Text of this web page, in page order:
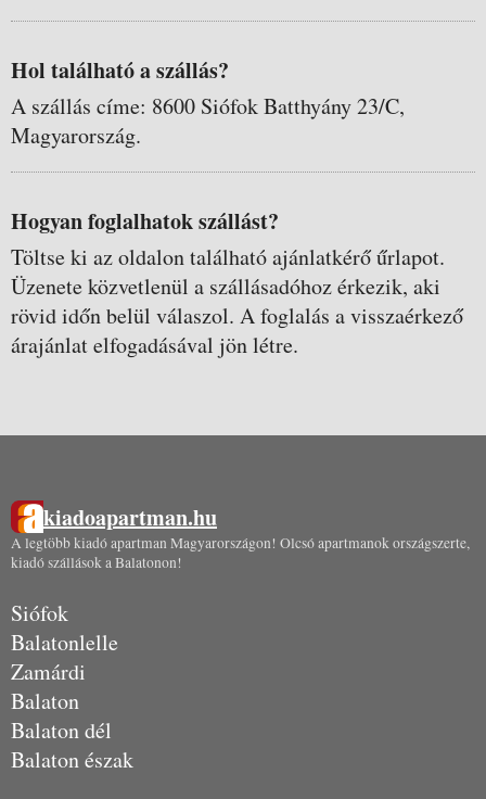
Hol található a szállás?
A szállás címe: 8600 Siófok Batthyány 23/C,
Magyarország.
Hogyan foglalhatok szállást?
Töltse ki az oldalon található ajánlatkérő űrlapot.
Üzenete közvetlenül a szállásadóhoz érkezik, aki
rövid időn belül válaszol. A foglalás a visszaérkező
árajánlat elfogadásával jön létre.
kiadoapartman.hu
A legtöbb kiadó apartman Magyarországon! Olcsó apartmanok országszerte,
kiadó szállások a Balatonon!
Siófok
Balatonlelle
Zamárdi
Balaton
Balaton dél
Balaton észak